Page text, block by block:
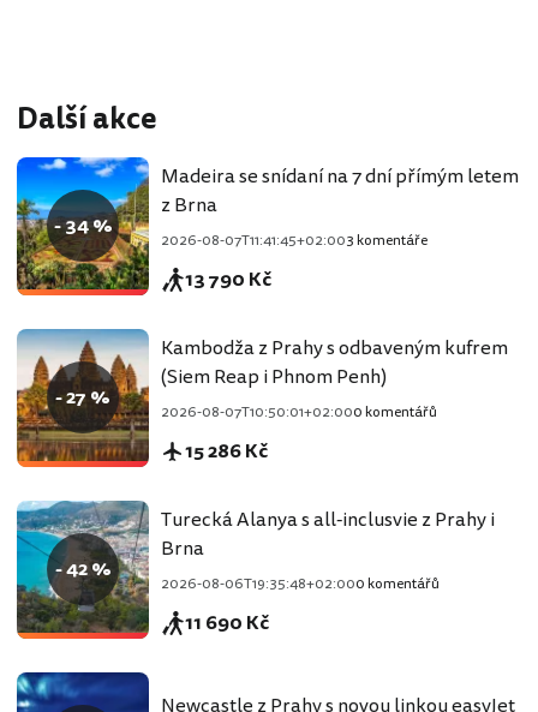
Další akce
- 34 %
Madeira se snídaní na 7 dní přímým letem
z Brna
2026-08-07T11:41:45+02:003 komentáře
13 790 Kč
- 27 %
Kambodža z Prahy s odbaveným kufrem
(Siem Reap i Phnom Penh)
2026-08-07T10:50:01+02:000 komentářů
15 286 Kč
- 42 %
Turecká Alanya s all-inclusvie z Prahy i
Brna
2026-08-06T19:35:48+02:000 komentářů
11 690 Kč